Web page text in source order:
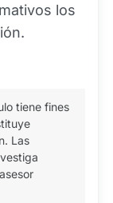
los
tiene fines
Las